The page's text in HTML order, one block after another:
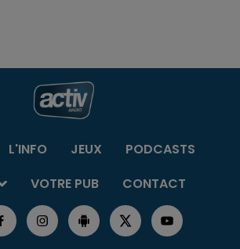
L'INFO JEUX
PODCASTS
VOTRE PUB CONTACT